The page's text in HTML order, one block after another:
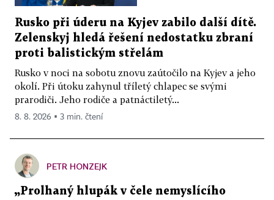
Rusko při úderu na Kyjev zabilo další dítě.
Zelenskyj hledá řešení nedostatku zbraní
proti balistickým střelám
Rusko v noci na sobotu znovu zaútočilo na Kyjev a jeho
okolí. Při útoku zahynul tříletý chlapec se svými
prarodiči. Jeho rodiče a patnáctiletý...
8. 8. 2026 ▪ 3 min. čtení
PETR HONZEJK
„Prolhaný hlupák v čele nemyslícího